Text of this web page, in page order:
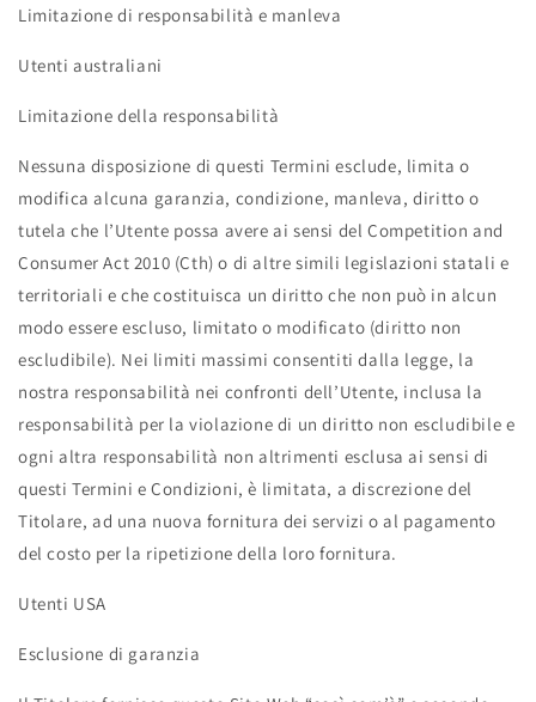
Limitazione di responsabilità e manleva
Utenti australiani
Limitazione della responsabilità
Nessuna disposizione di questi Termini esclude, limita o
modifica alcuna garanzia, condizione, manleva, diritto o
tutela che l’Utente possa avere ai sensi del Competition and
Consumer Act 2010 (Cth) o di altre simili legislazioni statali e
territoriali e che costituisca un diritto che non può in alcun
modo essere escluso, limitato o modificato (diritto non
escludibile). Nei limiti massimi consentiti dalla legge, la
nostra responsabilità nei confronti dell’Utente, inclusa la
responsabilità per la violazione di un diritto non escludibile e
ogni altra responsabilità non altrimenti esclusa ai sensi di
questi Termini e Condizioni, è limitata, a discrezione del
Titolare, ad una nuova fornitura dei servizi o al pagamento
del costo per la ripetizione della loro fornitura.
Utenti USA
Esclusione di garanzia